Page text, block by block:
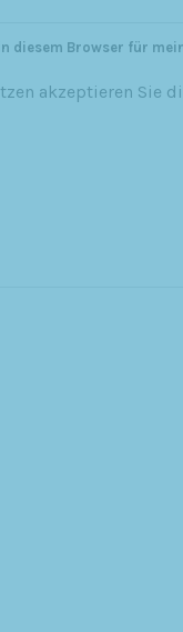
diesem Browser für
akzeptieren Sie